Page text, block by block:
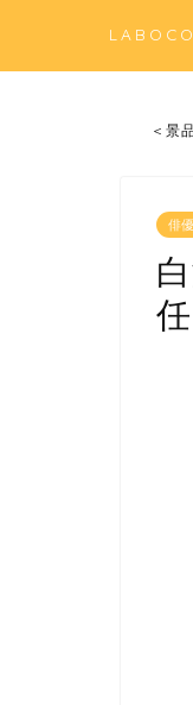
＜景
俳